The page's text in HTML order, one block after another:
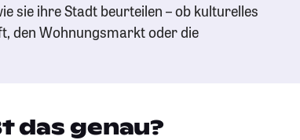
sie ihre Stadt beurteilen – ob kulturelles
den Wohnungsmarkt oder die
das genau?